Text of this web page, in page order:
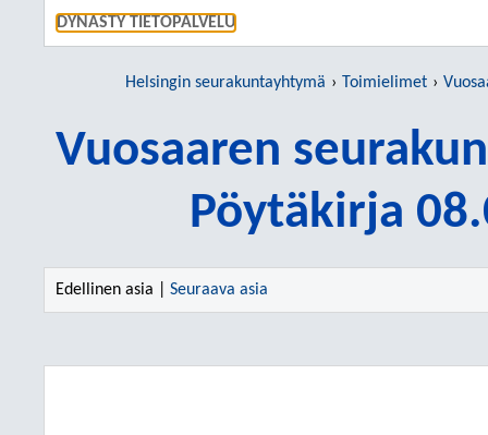
DYNASTY TIETOPALVELU
Helsingin seurakuntayhtymä Toimielimet
Vuosaaren
Pöytäkirja
Edellinen asia | Seuraava asia